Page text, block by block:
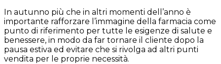
In autunno più che in altri momenti dell’anno è
importante rafforzare l’immagine della farmacia come
punto di riferimento per tutte le esigenze di salute e
benessere, in modo da far tornare il cliente dopo la
pausa estiva ed evitare che si rivolga ad altri punti
vendita per le proprie necessità.